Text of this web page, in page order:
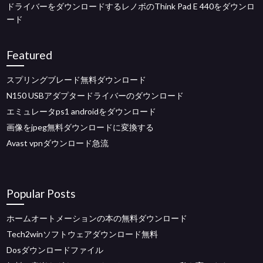
ドライバーをダウンロードするレノボのThink Pad E 440をダウンロ
ード
Featured
スプリングブレード無料ダウンロード
N150 USBアダプタードライバーのダウンロード
エミュレータps1 androidをダウンロード
画像をjpeg無料ダウンロードに変換する
Avast vpnダウンロード急流
Popular Posts
ホームオートメーションの本の無料ダウンロード
Tech2winソフトウェアダウンロード無料
Dosダウンロードファイル